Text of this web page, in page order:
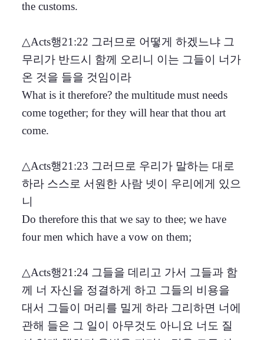
the customs.
△Acts행21:22 그러므로 어떻게 하겠느냐 그
무리가 반드시 함께 오리니 이는 그들이 너가
온 것을 들을 것임이라
What is it therefore? the multitude must needs
come together; for they will hear that thou art
come.
△Acts행21:23 그러므로 우리가 말하는 대로
하라 스스로 서원한 사람 넷이 우리에게 있으
니
Do therefore this that we say to thee; we have
four men which have a vow on them;
△Acts행21:24 그들을 데리고 가서 그들과 함
께 너 자신을 정결하게 하고 그들의 비용을
대서 그들이 머리를 밀게 하라 그리하면 너에
관해 들은 그 일이 아무것도 아니요 너도 질